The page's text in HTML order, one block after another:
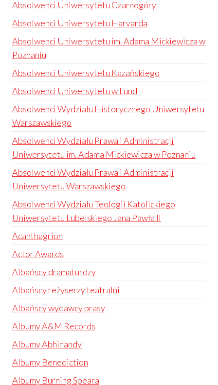
Absolwenci Uniwersytetu Czarnogóry
Absolwenci Uniwersytetu Harvarda
Absolwenci Uniwersytetu im. Adama Mickiewicza w
Poznaniu
Absolwenci Uniwersytetu Kazańskiego
Absolwenci Uniwersytetu w Lund
Absolwenci Wydziału Historycznego Uniwersytetu
Warszawskiego
Absolwenci Wydziału Prawa i Administracji
Uniwersytetu im. Adama Mickiewicza w Poznaniu
Absolwenci Wydziału Prawa i Administracji
Uniwersytetu Warszawskiego
Absolwenci Wydziału Teologii Katolickiego
Uniwersytetu Lubelskiego Jana Pawła II
Acanthagrion
Actor Awards
Albańscy dramaturdzy
Albańscy reżyserzy teatralni
Albańscy wydawcy prasy
Albumy A&M Records
Albumy Abhinandy
Albumy Benediction
Albumy Burning Speara